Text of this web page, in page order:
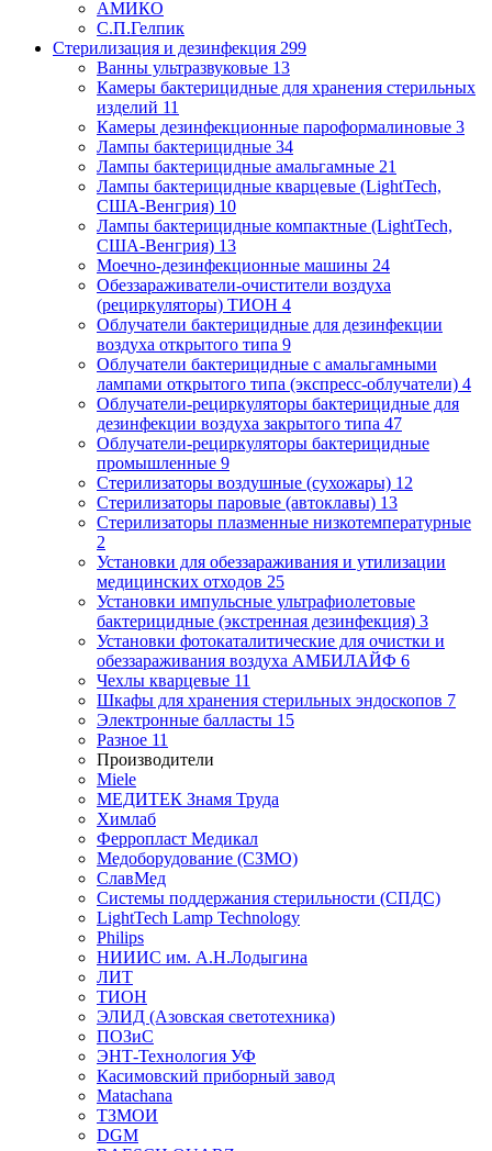
АМИКО
С.П.Гелпик
Стерилизация и дезинфекция 299
Ванны ультразвуковые 13
Камеры бактерицидные для хранения стерильных
изделий 11
Камеры дезинфекционные пароформалиновые 3
Лампы бактерицидные 34
Лампы бактерицидные амальгамные 21
Лампы бактерицидные кварцевые (LightTech,
США-Венгрия) 10
Лампы бактерицидные компактные (LightTech,
США-Венгрия) 13
Моечно-дезинфекционные машины 24
Обеззараживатели-очистители воздуха
(рециркуляторы) ТИОН 4
Облучатели бактерицидные для дезинфекции
воздуха открытого типа 9
Облучатели бактерицидные с амальгамными
лампами открытого типа (экспресс-облучатели) 4
Облучатели-рециркуляторы бактерицидные для
дезинфекции воздуха закрытого типа 47
Облучатели-рециркуляторы бактерицидные
промышленные 9
Стерилизаторы воздушные (сухожары) 12
Стерилизаторы паровые (автоклавы) 13
Стерилизаторы плазменные низкотемпературные
2
Установки для обеззараживания и утилизации
медицинских отходов 25
Установки импульсные ультрафиолетовые
бактерицидные (экстренная дезинфекция) 3
Установки фотокаталитические для очистки и
обеззараживания воздуха АМБИЛАЙФ 6
Чехлы кварцевые 11
Шкафы для хранения стерильных эндоскопов 7
Электронные балласты 15
Разное 11
Производители
Miele
МЕДИТЕК Знамя Труда
Химлаб
Ферропласт Медикал
Медоборудование (СЗМО)
СлавМед
Системы поддержания стерильности (СПДС)
LightTech Lamp Technology
Philips
НИИИС им. А.Н.Лодыгина
ЛИТ
ТИОН
ЭЛИД (Азовская светотехника)
ПОЗиС
ЭНТ-Технология УФ
Касимовский приборный завод
Matachana
ТЗМОИ
DGM